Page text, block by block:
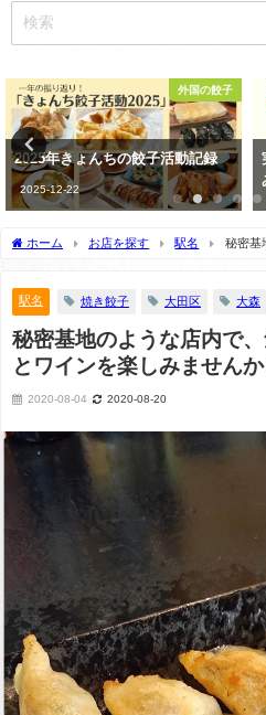
レシピ
実は、餃子を作る時の野菜の塩も
み、不要かも!?
2023-01-08
ホーム お店を探す 駅名
秘密基
駅名 焼き餃子 大田区 大森
秘密基地のような店内で
とワインを楽しみませんか
2020-08-04 2020-08-20